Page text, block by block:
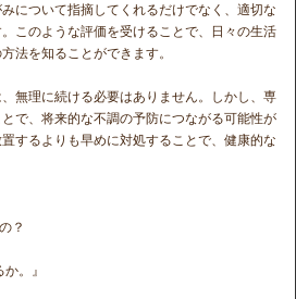
について指摘してくれるだけでなく、適切な
このような評価を受けることで、日々の生活
法を知ることができます。
無理に続ける必要はありません。しかし、専
で、将来的な不調の予防につながる可能性が
するよりも早めに対処することで、健康的な
？
。』